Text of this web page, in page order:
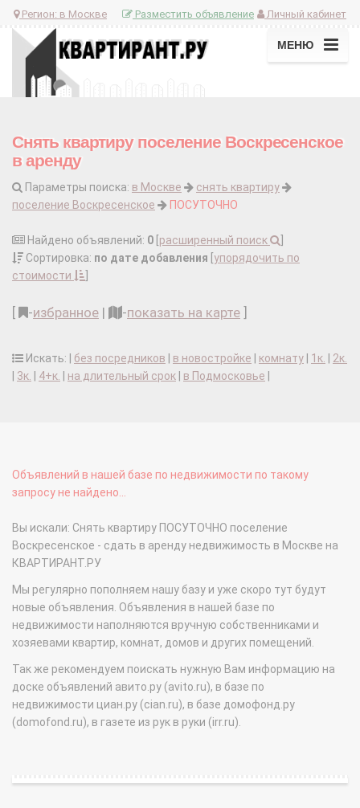
Регион: в Москве Личный кабинет
Разместить объявление
МЕНЮ
Снять квартиру поселение Воскресенское
в аренду
Параметры поиска: в Москве
снять квартиру
поселение Воскресенское
ПОСУТОЧНО
Найдено объявлений: 0 расширенный поиск
Сортировка: по дате добавления упорядочить по
стоимости
-избранное | -показать на карте
Искать: | без посредников в новостройке комнату 1к.
2к.
3к. 4+к. на длительный срок в Подмосковье
Объявлений в нашей базе по недвижимости по такому
запросу не найдено...
Вы искали: Снять квартиру ПОСУТОЧНО поселение
Воскресенское - сдать в аренду недвижимость в Москве на
КВАРТИРАНТ.РУ
Мы регулярно пополняем нашу базу и уже скоро тут будут
новые объявления. Объявления в нашей базе по
недвижимости наполняются вручную собственниками и
хозяевами квартир, комнат, домов и других помещений.
Так же рекомендуем поискать нужную Вам информацию на
доске объявлений авито.ру (avito.ru), в базе по
недвижимости циан.ру (cian.ru), в базе домофонд.ру
(domofond.ru), в газете из рук в руки (irr.ru).